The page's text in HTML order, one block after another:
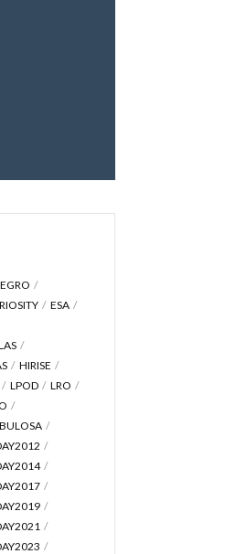
ESA
HIRISE
LPOD
LRO